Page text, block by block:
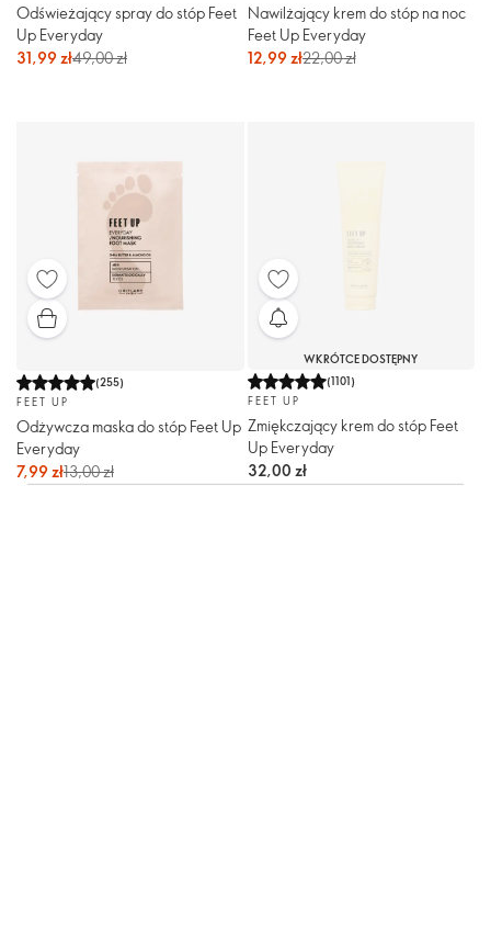
Odświeżający spray do stóp Feet
Up Everyday
31,99 zł49,00 zł
Nawilżający krem do stóp na noc
Feet Up Everyday
12,99 zł22,00 zł
(255)
FEET UP
Odżywcza maska do stóp Feet Up
Everyday
7,99 zł13,00 zł
WKRÓTCE DOSTĘPNY
(1101)
FEET UP
Zmiękczający krem do stóp Feet
Up Everyday
32,00 zł